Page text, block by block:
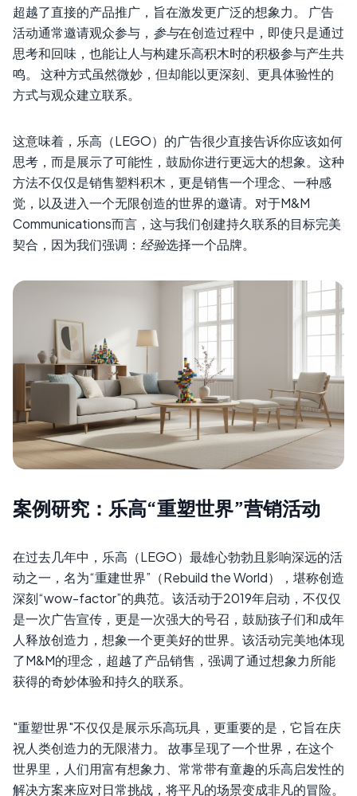
超越了直接的产品推广，旨在激发更广泛的想象力。 广告
活动通常邀请观众参与， 参与在创造过程中，即使只是通过
思考和回味，也能让人与构建乐高积木时的积极参与产生共
鸣。 这种方式虽然微妙，但却能以更深刻、更具体验性的
方式与观众建立联系。
这意味着，乐高（LEGO）的广告很少直接告诉你应该如何
思考，而是展示了可能性，鼓励你进行更远大的想象。这种
方法不仅仅是销售塑料积木，更是销售一个理念、一种感
觉，以及进入一个无限创造的世界的邀请。对于M&M
Communications而言，这与我们创建持久联系的目标完美
契合，因为我们强调： 经验选择一个品牌。
案例研究：乐高“重塑世界”营销活动
在过去几年中，乐高（LEGO）最雄心勃勃且影响深远的活
动之一，名为“重建世界”（Rebuild the World），堪称创造
深刻“wow-factor”的典范。该活动于2019年启动，不仅仅
是一次广告宣传，更是一次强大的号召，鼓励孩子们和成年
人释放创造力，想象一个更美好的世界。该活动完美地体现
了M&M的理念，超越了产品销售，强调了通过想象力所能
获得的奇妙体验和持久的联系。
"重塑世界"不仅仅是展示乐高玩具，更重要的是，它旨在庆
祝人类创造力的无限潜力。 故事呈现了一个世界，在这个
世界里，人们用富有想象力、常常带有童趣的乐高启发性的
解决方案来应对日常挑战，将平凡的场景变成非凡的冒险。